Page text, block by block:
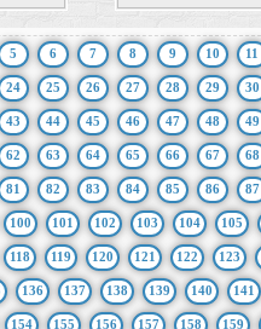
5 6 7 8 9 10 11
24 25 26 27 28 29 30
43 44 45 46 47 48 49
62 63 64 65 66 67 68
81 82 83 84 85 86 87
100 101 102 103 104 105
118 119 120 121 122 123
136 137 138 139 140 141
154 155 156 157 158 159